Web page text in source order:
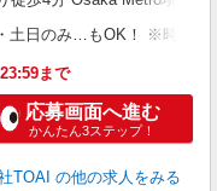
土日のみ…もOK！ ※時短勤
まで
応募画面へ進む
かんたん3ステップ！
TOAI の他の求人をみる